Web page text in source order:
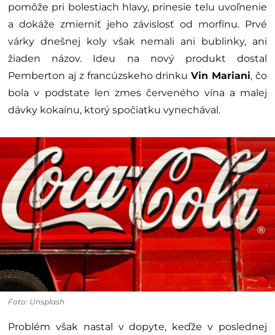
pomôže pri bolestiach hlavy, prinesie telu uvoľnenie
a dokáže zmierniť jeho závislosť od morfínu. Prvé
várky dnešnej koly však nemali ani bublinky, ani
žiaden názov. Ideu na nový produkt dostal
Pemberton aj z francúzskeho drinkuVin Mariani, čo
bola v podstate len zmes červeného vína a malej
dávky kokaínu, ktorý spočiatku vynechával.
Foto: Unsplash
Problém však nastal v dopyte, keďže v poslednej